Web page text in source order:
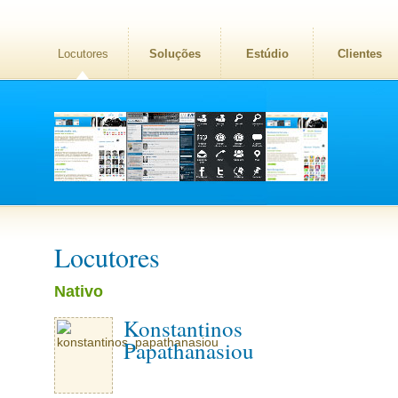
Locutores Soluções Estúdio Clientes
Locutores
Nativo
Konstantinos
Papathanasiou